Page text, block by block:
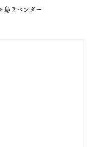
島ラベンダー